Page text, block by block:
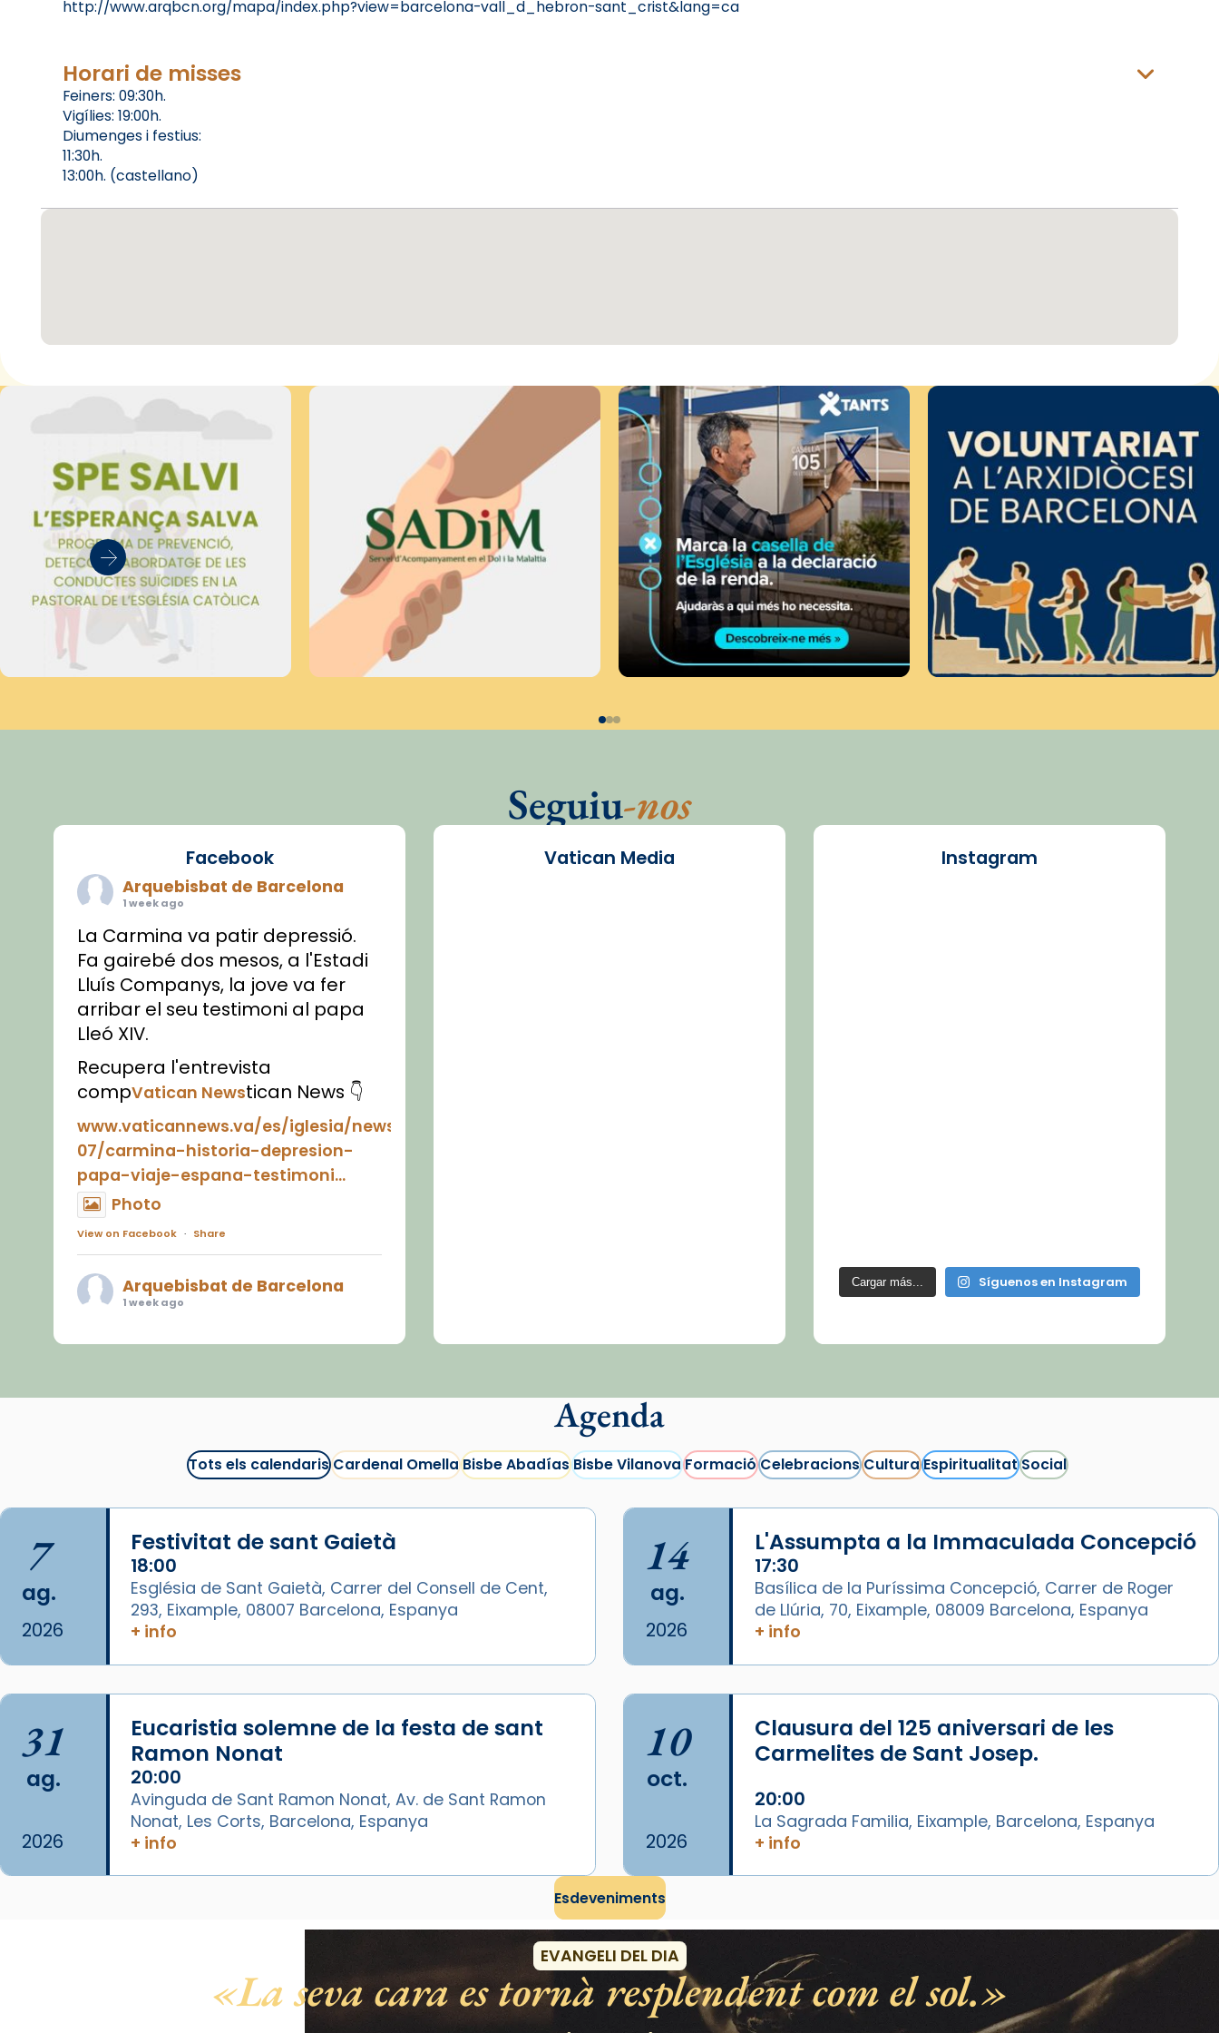
http://www.arqbcn.org/mapa/index.php?view=barcelona-vall_d_hebron-sant_crist&lang=ca
Horari de misses
Feiners: 09:30h.
Vigílies: 19:00h.
Diumenges i festius:
11:30h.
13:00h. (castellano)
Seguiu-nos
Facebook
Arquebisbat de Barcelona
1 week ago
La Carmina va patir depressió.
Fa gairebé dos mesos, a l'Estadi
Lluís Companys, la jove va fer
arribar el seu testimoni al papa
Lleó XIV.
Recupera l'entrevista
compVatican Newstican News 👇
www.vaticannews.va/es/iglesia/news/2026-
07/carmina-historia-depresion-
papa-viaje-espana-testimoni...
Photo
View on Facebook · Share
Arquebisbat de Barcelona
1 week ago
juliol la missa de Les Santes de
📸 J. Merino
Photo
View on Facebook · Share
Arquebisbat de Barcelonais at
Aquest dilluns, 27 de juliol, ha
tingut lloc la missa d’acció de
gràcies en agraïment al comitè
organitzador de la visita
apostòlica del Sant Pare Lleó XIV
a Barcelona, i als col·laboradors,
a la Catedral de Barcelona.
cardenal Joan Josep Omella, ha
concelebrat el bisbe auxiliar de
Barcelona, Mons. David Abadías.
Vatican Media Instagram
Cargar más... Síguenos en Instagram
Agenda
Tots els calendarisCardenal OmellaBisbe AbadíasBisbe VilanovaFormacióCelebracionsCulturaEspiritualitatSocial
7
ag.
2026
Festivitat de sant Gaietà
18:00
Església de Sant Gaietà, Carrer del Consell de Cent,
293, Eixample, 08007 Barcelona, Espanya
+ info
14
ag.
2026
L'Assumpta a la Immaculada Concepció
17:30
Basílica de la Puríssima Concepció, Carrer de Roger
de Llúria, 70, Eixample, 08009 Barcelona, Espanya
+ info
31
ag.
2026
Eucaristia solemne de la festa de sant
Ramon Nonat
20:00
Avinguda de Sant Ramon Nonat, Av. de Sant Ramon
Nonat, Les Corts, Barcelona, Espanya
+ info
10
oct.
2026
Clausura del 125 aniversari de les
Carmelites de Sant Josep.
20:00
La Sagrada Familia, Eixample, Barcelona, Espanya
+ info
Esdeveniments
EVANGELI DEL DIA
La seva cara es tornà resplendent com el sol.